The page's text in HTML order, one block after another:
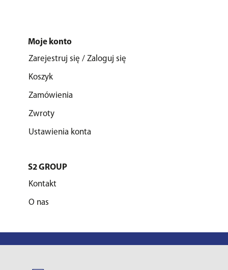
Moje konto
Zarejestruj się / Zaloguj się
Koszyk
Zamówienia
Zwroty
Ustawienia konta
S2 GROUP
Kontakt
O nas